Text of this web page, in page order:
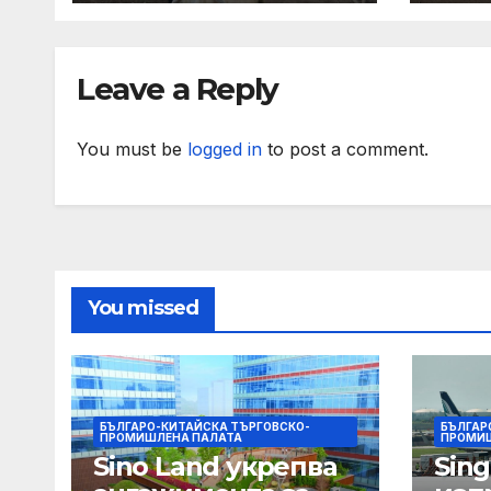
CosmeticBusiness
Leave a Reply
You must be logged in to post a comment.
You missed
БЪЛГАРО-КИТАЙСКА ТЪРГОВСКО-
ПРОМИШЛЕНА ПАЛАТА
Sino Land укрепва